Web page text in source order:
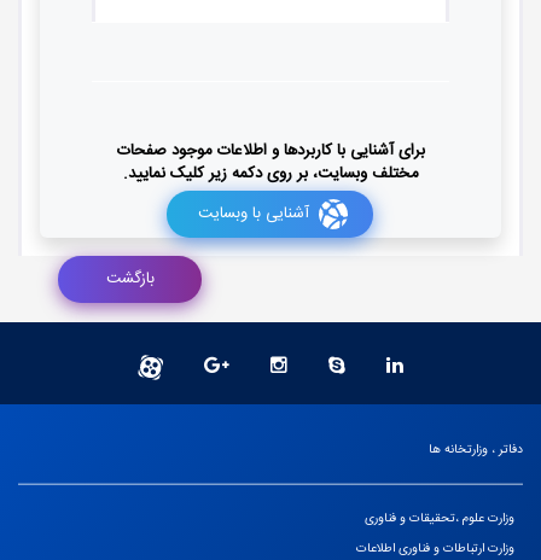
برای آشنایی با کاربردها و اطلاعات موجود صفحات
مختلف وبسایت، بر روی دکمه زیر کلیک نمایید.
آشنایی با وبسایت
بازگشت
دفاتر ، وزارتخانه ها
وزارت علوم ،تحقیقات و فناوری
وزارت ارتباطات و فناوری اطلاعات